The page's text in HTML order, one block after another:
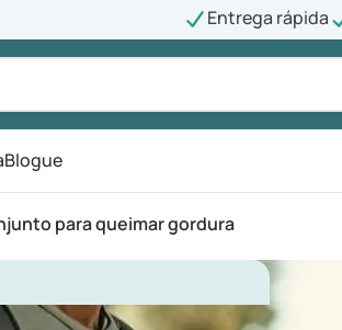
Entrega rápida
Blogue
para queimar gordura